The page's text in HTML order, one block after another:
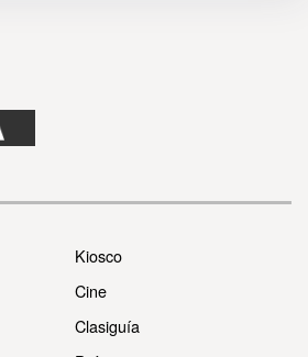
Kiosco
Cine
Clasiguía